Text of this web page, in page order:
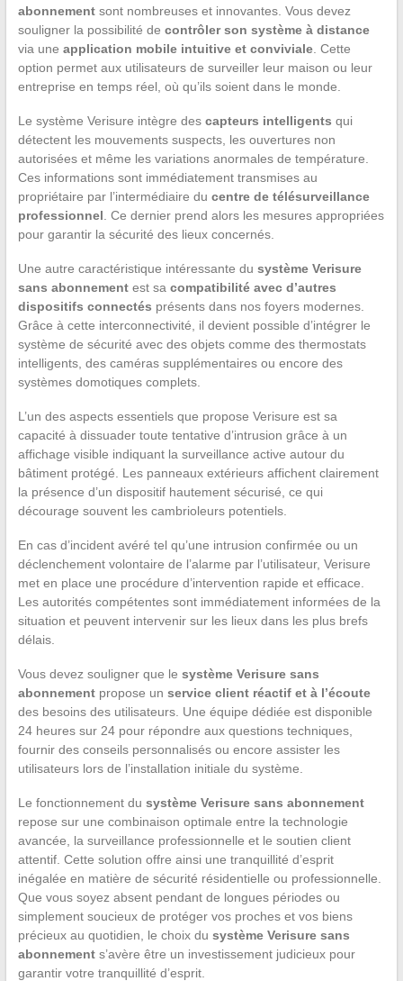
abonnementsont nombreuses et innovantes. Vous devez
souligner la possibilité de contrôler son système à distance
via une application mobile intuitive et conviviale. Cette
option permet aux utilisateurs de surveiller leur maison ou leur
entreprise en temps réel, où qu’ils soient dans le monde.
Le système Verisure intègre des capteurs intelligents qui
détectent les mouvements suspects, les ouvertures non
autorisées et même les variations anormales de température.
Ces informations sont immédiatement transmises au
propriétaire par l’intermédiaire du centre de télésurveillance
professionnel . Ce dernier prend alors les mesures appropriées
pour garantir la sécurité des lieux concernés.
Une autre caractéristique intéressante du système Verisure
sans abonnementest sa compatibilité avec d’autres
dispositifs connectés présents dans nos foyers modernes.
Grâce à cette interconnectivité, il devient possible d’intégrer le
système de sécurité avec des objets comme des thermostats
intelligents, des caméras supplémentaires ou encore des
systèmes domotiques complets.
L’un des aspects essentiels que propose Verisure est sa
capacité à dissuader toute tentative d’intrusion grâce à un
affichage visible indiquant la surveillance active autour du
bâtiment protégé. Les panneaux extérieurs affichent clairement
la présence d’un dispositif hautement sécurisé, ce qui
décourage souvent les cambrioleurs potentiels.
En cas d’incident avéré tel qu’une intrusion confirmée ou un
déclenchement volontaire de l’alarme par l’utilisateur, Verisure
met en place une procédure d’intervention rapide et efficace.
Les autorités compétentes sont immédiatement informées de la
situation et peuvent intervenir sur les lieux dans les plus brefs
délais.
Vous devez souligner que le système Verisure sans
abonnementpropose un service client réactif et à l’écoute
des besoins des utilisateurs. Une équipe dédiée est disponible
24 heures sur 24 pour répondre aux questions techniques,
fournir des conseils personnalisés ou encore assister les
utilisateurs lors de l’installation initiale du système.
Le fonctionnement du système Verisure sans abonnement
repose sur une combinaison optimale entre la technologie
avancée, la surveillance professionnelle et le soutien client
attentif. Cette solution offre ainsi une tranquillité d’esprit
inégalée en matière de sécurité résidentielle ou professionnelle.
Que vous soyez absent pendant de longues périodes ou
simplement soucieux de protéger vos proches et vos biens
précieux au quotidien, le choix du système Verisure sans
abonnements’avère être un investissement judicieux pour
garantir votre tranquillité d’esprit.